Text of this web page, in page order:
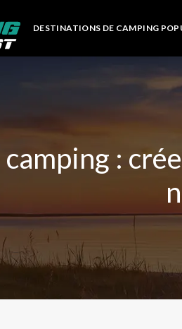
DESTINATIONS DE CAMPING
camping :